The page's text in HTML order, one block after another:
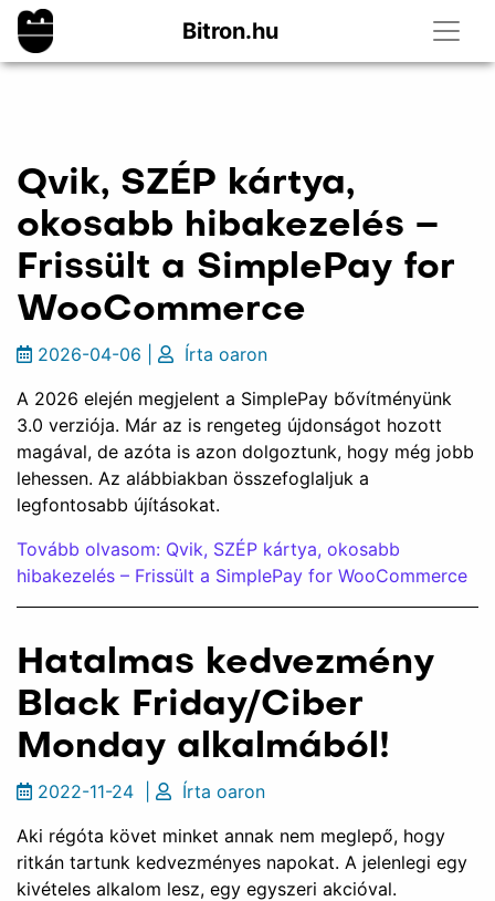
Bitron.hu
Qvik, SZÉP kártya,
okosabb hibakezelés –
Frissült a SimplePay for
WooCommerce
2026-04-06 Írta oaron
A 2026 elején megjelent a SimplePay bővítményünk
3.0 verziója. Már az is rengeteg újdonságot hozott
magával, de azóta is azon dolgoztunk, hogy még jobb
lehessen. Az alábbiakban összefoglaljuk a
legfontosabb újításokat.
Tovább olvasom: Qvik, SZÉP kártya, okosabb
hibakezelés – Frissült a SimplePay for WooCommerce
Hatalmas kedvezmény
Black Friday/Ciber
Monday alkalmából!
2022-11-24 Írta oaron
Aki régóta követ minket annak nem meglepő, hogy
ritkán tartunk kedvezményes napokat. A jelenlegi egy
kivételes alkalom lesz, egy egyszeri akcióval.